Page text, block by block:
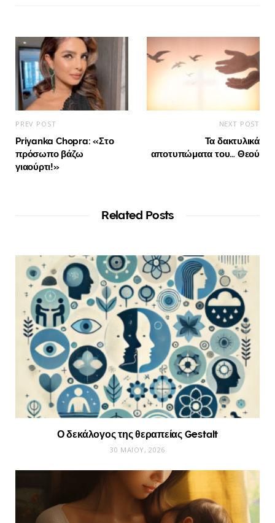
PREV POST
Priyanka Chopra: «Στο
πρόσωπο βάζω
γιαούρτι!»
NEXT POST
Τα δακτυλικά
αποτυπώματα του… Θεού
Related Posts
Ο δεκάλογος της θεραπείας Gestalt
30 ΜΑΪ́ΟΥ, 2026